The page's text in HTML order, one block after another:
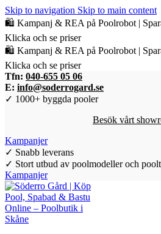
Skip to navigation Skip to main content
🛍️ Kampanj & REA på Poolrobot |
Klicka och se priser
🛍️ Kampanj & REA på Poolrobot |
Klicka och se priser
Tfn: 040-655 05 06
E: info@soderrogard.se
✓ 1000+ byggda pooler
Besök vårt
Kampanjer
✓ Snabb leverans
✓ Stort utbud av poolmodeller och
Kampanjer